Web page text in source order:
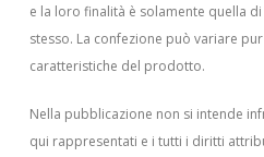
e la loro finalità è solamente quella
stesso. La confezione può variare
caratteristiche del prodotto.
Nella pubblicazione non si intende
qui rappresentati e i tutti i diritti